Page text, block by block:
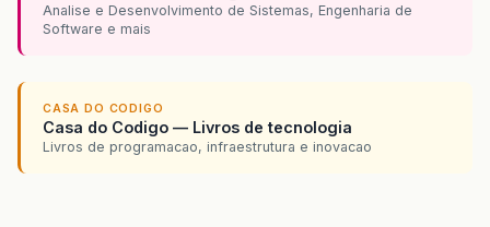
Analise e Desenvolvimento de Sistemas, Engenharia de
Software e mais
CASA DO CODIGO
Casa do Codigo — Livros de tecnologia
Livros de programacao, infraestrutura e inovacao